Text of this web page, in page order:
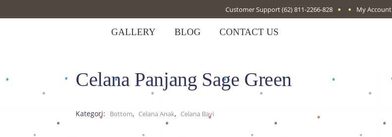
Customer Support(62) 811-2266-828 My Account
GALLERY BLOG CONTACT US
Celana Panjang Sage GreenCelana Panjang Sage Green
Kategori: Bottom, Celana Anak, Celana Bayi